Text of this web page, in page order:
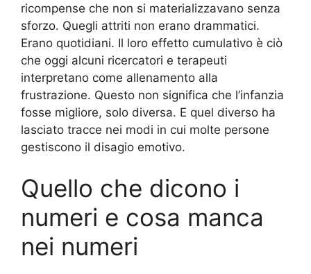
ricompense che non si materializzavano senza
sforzo. Quegli attriti non erano drammatici.
Erano quotidiani. Il loro effetto cumulativo è ciò
che oggi alcuni ricercatori e terapeuti
interpretano come allenamento alla
frustrazione. Questo non significa che l’infanzia
fosse migliore, solo diversa. E quel diverso ha
lasciato tracce nei modi in cui molte persone
gestiscono il disagio emotivo.
Quello che dicono i
numeri e cosa manca
nei numeri